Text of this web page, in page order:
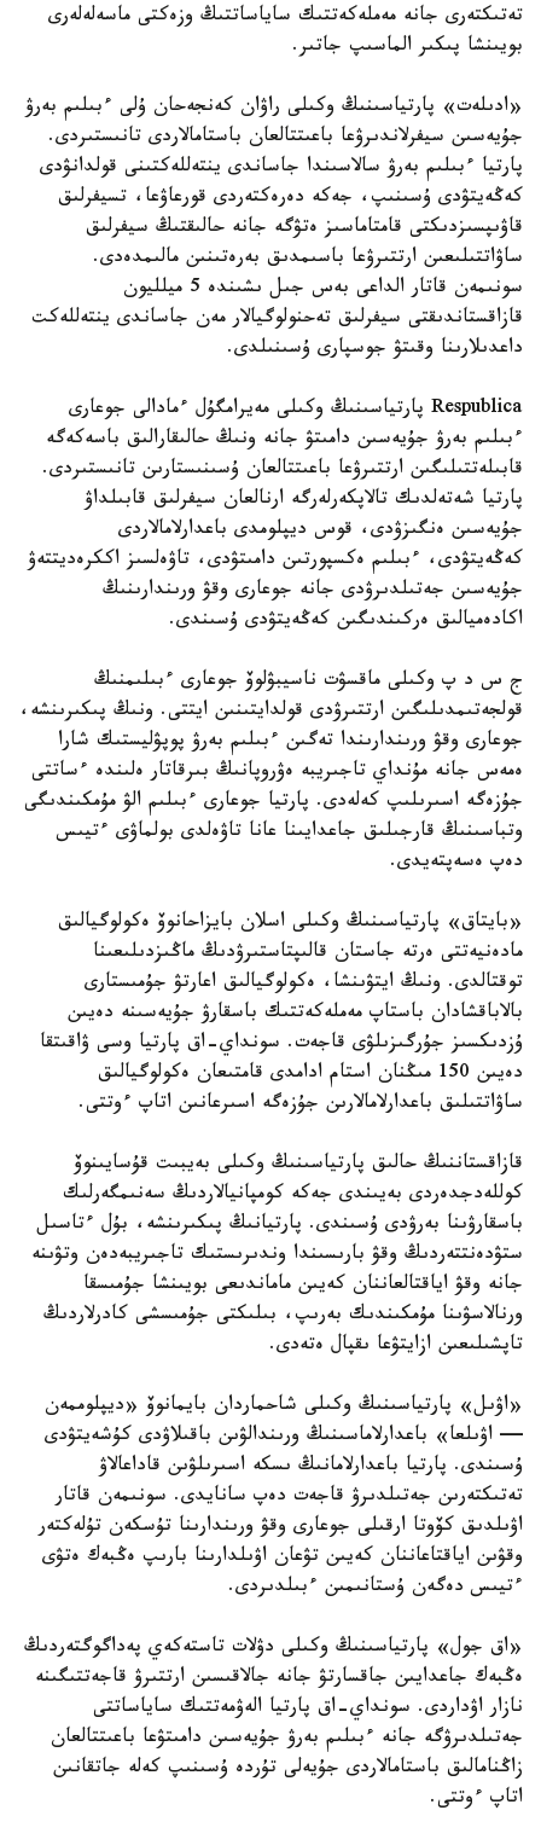
تەتىكتەرى جانە مەملەكەتتىك ساياساتتىڭ وزەكتى ماسەلەلەرى
بويىنشا پىكىر الماسىپ جاتىر.
«ادىلەت» پارتياسىنىڭ وكىلى راۋان كەنجەحان ۇلى ءبىلىم بەرۋ
جۇيەسىن سيفرلاندىرۋعا باعىتتالعان باستامالاردى تانىستىردى.
پارتيا ءبىلىم بەرۋ سالاسىندا جاساندى ينتەللەكتىنى قولدانۋدى
كەڭەيتۋدى ۇسىنىپ، جەكە دەرەكتەردى قورعاۋعا، تسيفرلىق
قاۋىپسىزدىكتى قامتاماسىز ەتۋگە جانە حالىقتىڭ سيفرلىق
ساۋاتتىلىعىن ارتتىرۋعا باسىمدىق بەرەتىنىن مالىمدەدى.
سونىمەن قاتار الداعى بەس جىل ىشىندە 5 ميلليون
قازاقستاندىقتى سيفرلىق تەحنولوگيالار مەن جاساندى ينتەللەكت
داعدىلارىنا وقىتۋ جوسپارى ۇسىنىلدى.
Respublica پارتياسىنىڭ وكىلى مەيرامگۇل ءمادالى جوعارى
ءبىلىم بەرۋ جۇيەسىن دامىتۋ جانە ونىڭ حالىقارالىق باسەكەگە
قابىلەتتىلىگىن ارتتىرۋعا باعىتتالعان ۇسىنىستارىن تانىستىردى.
پارتيا شەتەلدىك تالاپكەرلەرگە ارنالعان سيفرلىق قابىلداۋ
جۇيەسىن ەنگىزۋدى، قوس ديپلومدى باعدارلامالاردى
كەڭەيتۋدى، ءبىلىم ەكسپورتىن دامىتۋدى، تاۋەلسىز اككرەديتتەۋ
جۇيەسىن جەتىلدىرۋدى جانە جوعارى وقۋ ورىندارىنىڭ
اكادەميالىق ەركىندىگىن كەڭەيتۋدى ۇسىندى.
ج س د پ وكىلى ماقسۋت ناسيبۋلوۆ جوعارى ءبىلىمنىڭ
قولجەتىمدىلىگىن ارتتىرۋدى قولدايتىنىن ايتتى. ونىڭ پىكىرىنشە،
جوعارى وقۋ ورىندارىندا تەگىن ءبىلىم بەرۋ پوپۋليستىك شارا
ەمەس جانە مۇنداي تاجىريبە ەۋروپانىڭ بىرقاتار ەلىندە ءساتتى
جۇزەگە اسىرىلىپ كەلەدى. پارتيا جوعارى ءبىلىم الۋ مۇمكىندىگى
وتباسىنىڭ قارجىلىق جاعدايىنا عانا تاۋەلدى بولماۋى ءتيىس
دەپ ەسەپتەيدى.
«بايتاق» پارتياسىنىڭ وكىلى اسلان بايزاحانوۆ ەكولوگيالىق
مادەنيەتتى ەرتە جاستان قالىپتاستىرۋدىڭ ماڭىزدىلىعىنا
توقتالدى. ونىڭ ايتۋىنشا، ەكولوگيالىق اعارتۋ جۇمىستارى
بالاباقشادان باستاپ مەملەكەتتىك باسقارۋ جۇيەسىنە دەيىن
ۇزدىكسىز جۇرگىزىلۋى قاجەت. سونداي-اق پارتيا وسى ۋاقىتقا
دەيىن 150 مىڭنان استام ادامدى قامتىعان ەكولوگيالىق
ساۋاتتىلىق باعدارلامالارىن جۇزەگە اسىرعانىن اتاپ ءوتتى.
قازاقستاننىڭ حالىق پارتياسىنىڭ وكىلى بەيبىت قۇسايىنوۆ
كوللەدجدەردى بەيىندى جەكە كومپانيالاردىڭ سەنىمگەرلىك
باسقارۋىنا بەرۋدى ۇسىندى. پارتيانىڭ پىكىرىنشە، بۇل ءتاسىل
ستۋدەنتتەردىڭ وقۋ بارىسىندا وندىرىستىك تاجىريبەدەن وتۋىنە
جانە وقۋ اياقتالعاننان كەيىن ماماندىعى بويىنشا جۇمىسقا
ورنالاسۋىنا مۇمكىندىك بەرىپ، بىلىكتى جۇمىسشى كادرلاردىڭ
تاپشىلىعىن ازايتۋعا ىقپال ەتەدى.
«اۋىل» پارتياسىنىڭ وكىلى شاحماردان بايمانوۆ «ديپلوممەن
— اۋىلعا» باعدارلاماسىنىڭ ورىندالۋىن باقىلاۋدى كۇشەيتۋدى
ۇسىندى. پارتيا باعدارلامانىڭ ىسكە اسىرىلۋىن قاداعالاۋ
تەتىكتەرىن جەتىلدىرۋ قاجەت دەپ سانايدى. سونىمەن قاتار
اۋىلدىق كۆوتا ارقىلى جوعارى وقۋ ورىندارىنا تۇسكەن تۇلەكتەر
وقۋىن اياقتاعاننان كەيىن تۋعان اۋىلدارىنا بارىپ ەڭبەك ەتۋى
ءتيىس دەگەن ۇستانىمىن ءبىلدىردى.
«اق جول» پارتياسىنىڭ وكىلى دۋلات تاستەكەي پەداگوگتەردىڭ
ەڭبەك جاعدايىن جاقسارتۋ جانە جالاقىسىن ارتتىرۋ قاجەتتىگىنە
نازار اۋداردى. سونداي-اق پارتيا الەۋمەتتىك ساياساتتى
جەتىلدىرۋگە جانە ءبىلىم بەرۋ جۇيەسىن دامىتۋعا باعىتتالعان
زاڭنامالىق باستامالاردى جۇيەلى تۇردە ۇسىنىپ كەلە جاتقانىن
اتاپ ءوتتى.